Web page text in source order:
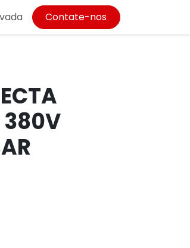
Contate-nos
380V